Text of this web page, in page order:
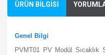
ÜRÜN BİLGİSİ
Genel Bilgi
PVMT01 PV Modül Sıcaklık